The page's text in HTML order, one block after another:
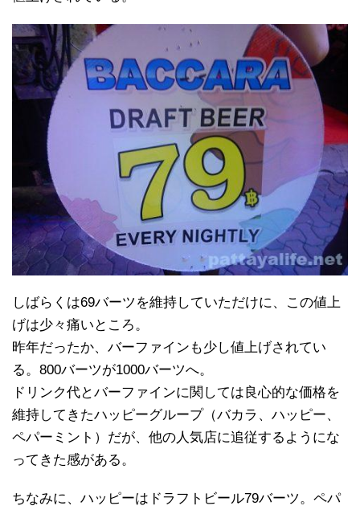
しばらくは69バーツを維持していただけに、この値上
げは少々痛いところ。
昨年だったか、バーファインも少し値上げされてい
る。800バーツが1000バーツへ。
ドリンク代とバーファインに関しては良心的な価格を
維持してきたハッピーグループ（バカラ、ハッピー、
ペパーミント）だが、他の人気店に追従するようにな
ってきた感がある。
ちなみに、ハッピーはドラフトビール79バーツ。ペパ